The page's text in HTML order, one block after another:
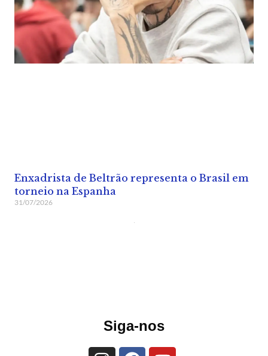
Enxadrista de Beltrão representa o Brasil em
torneio na Espanha
31/07/2026
Siga-nos